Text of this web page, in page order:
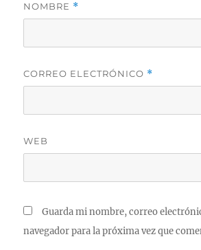
NOMBRE *
CORREO ELECTRÓNICO *
WEB
Guarda mi nombre, correo
navegador para la próxima vez que